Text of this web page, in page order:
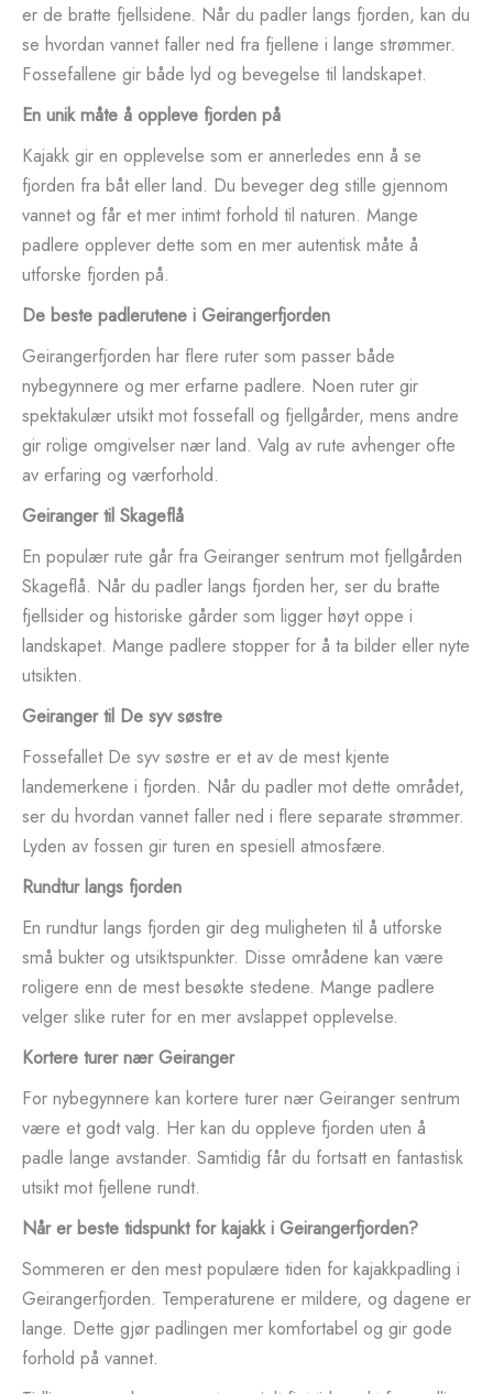
er de bratte fjellsidene. Når du padler langs fjorden, kan du
se hvordan vannet faller ned fra fjellene i lange strømmer.
Fossefallene gir både lyd og bevegelse til landskapet.
En unik måte å oppleve fjorden på
Kajakk gir en opplevelse som er annerledes enn å se
fjorden fra båt eller land. Du beveger deg stille gjennom
vannet og får et mer intimt forhold til naturen. Mange
padlere opplever dette som en mer autentisk måte å
utforske fjorden på.
De beste padlerutene i Geirangerfjorden
Geirangerfjorden har flere ruter som passer både
nybegynnere og mer erfarne padlere. Noen ruter gir
spektakulær utsikt mot fossefall og fjellgårder, mens andre
gir rolige omgivelser nær land. Valg av rute avhenger ofte
av erfaring og værforhold.
Geiranger til Skageflå
En populær rute går fra Geiranger sentrum mot fjellgården
Skageflå. Når du padler langs fjorden her, ser du bratte
fjellsider og historiske gårder som ligger høyt oppe i
landskapet. Mange padlere stopper for å ta bilder eller nyte
utsikten.
Geiranger til De syv søstre
Fossefallet De syv søstre er et av de mest kjente
landemerkene i fjorden. Når du padler mot dette området,
ser du hvordan vannet faller ned i flere separate strømmer.
Lyden av fossen gir turen en spesiell atmosfære.
Rundtur langs fjorden
En rundtur langs fjorden gir deg muligheten til å utforske
små bukter og utsiktspunkter. Disse områdene kan være
roligere enn de mest besøkte stedene. Mange padlere
velger slike ruter for en mer avslappet opplevelse.
Kortere turer nær Geiranger
For nybegynnere kan kortere turer nær Geiranger sentrum
være et godt valg. Her kan du oppleve fjorden uten å
padle lange avstander. Samtidig får du fortsatt en fantastisk
utsikt mot fjellene rundt.
Når er beste tidspunkt for kajakk i Geirangerfjorden?
Sommeren er den mest populære tiden for kajakkpadling i
Geirangerfjorden. Temperaturene er mildere, og dagene er
lange. Dette gjør padlingen mer komfortabel og gir gode
forhold på vannet.